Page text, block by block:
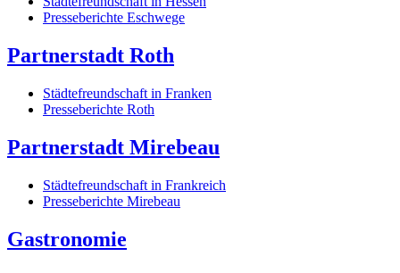
Presseberichte Eschwege
Partnerstadt Roth
Städtefreundschaft in Franken
Presseberichte Roth
Partnerstadt Mirebeau
Städtefreundschaft in Frankreich
Presseberichte Mirebeau
Gastronomie